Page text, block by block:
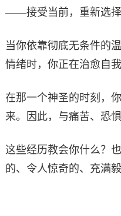
——接受当前，重新选择
当你依靠彻底无条件的
情绪时，你正在治愈自我
在那一个神圣的时刻，
来。因此，与痛苦、恐
这些经历教会你什么？
的、令人惊奇的、充满